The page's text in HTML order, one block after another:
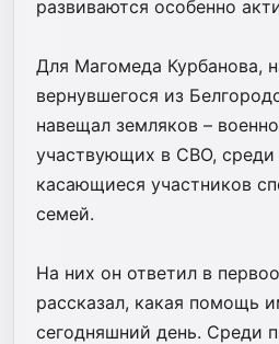
развиваются особенно
Для Магомеда Курбанова,
вернувшегося из
навещал земляков –
участвующих в СВО,
касающиеся участников
семей.
На них он ответил в
рассказал, какая помощь
сегодняшний день. Среди